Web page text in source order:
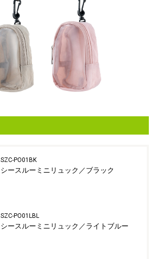
SZC-PO01BK
シースルーミニリュック／ブラック
SZC-PO01LBL
シースルーミニリュック／ライトブルー